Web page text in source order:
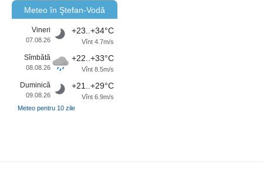
Meteo în Ştefan-Vodă
Vineri
07.08.26
+23..+34°C
Vînt 4.7m/s
Sîmbătă
08.08.26
+22..+33°C
Vînt 8.5m/s
Duminică
09.08.26
+21..+29°C
Vînt 6.9m/s
Meteo pentru 10 zile